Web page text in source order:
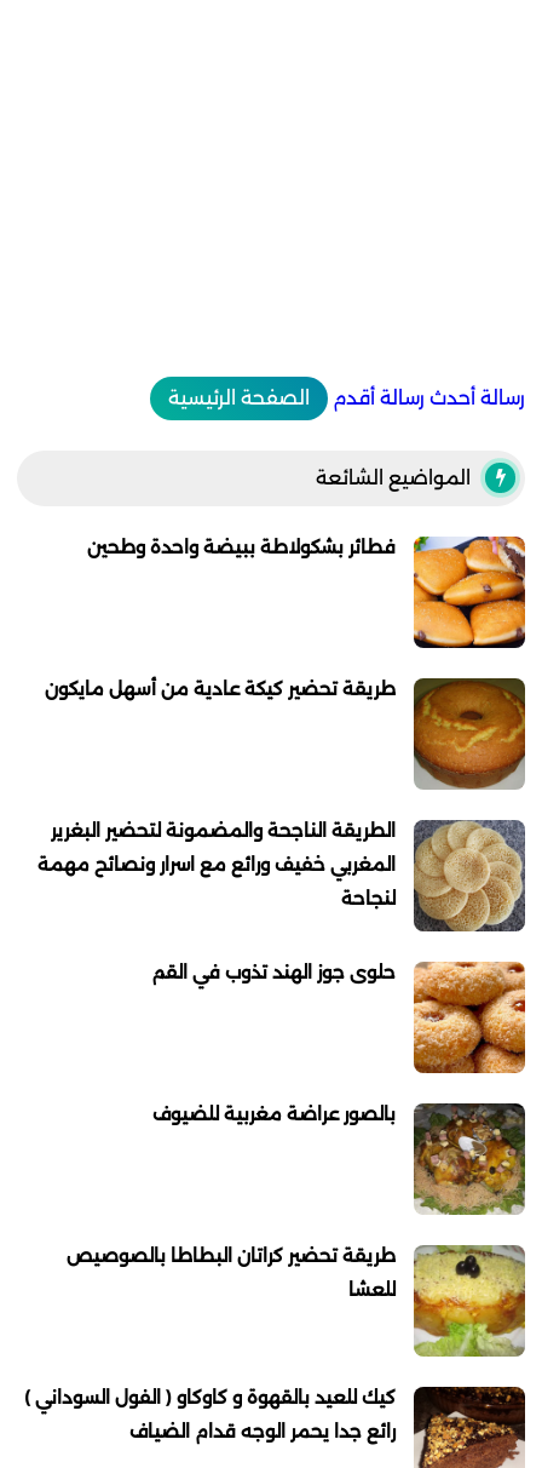
رسالة أحدث رسالة أقدم الصفحة الرئيسية
المواضيع الشائعة
فطائر بشكولاطة ببيضة واحدة وطحين
طريقة تحضير كيكة عادية من أسهل مايكون
الطريقة الناجحة والمضمونة لتحضير البغرير
المغربي خفيف ورائع مع اسرار ونصائح مهمة
لنجاحة
حلوى جوز الهند تذوب في القم
بالصور عراضة مغربية للضيوف
طريقة تحضير كراتان البطاطا بالصوصيص
للعشا
كيك للعيد بالقهوة و كاوكاو ( الفول السوداني )
رائع جدا يحمر الوجه قدام الضياف